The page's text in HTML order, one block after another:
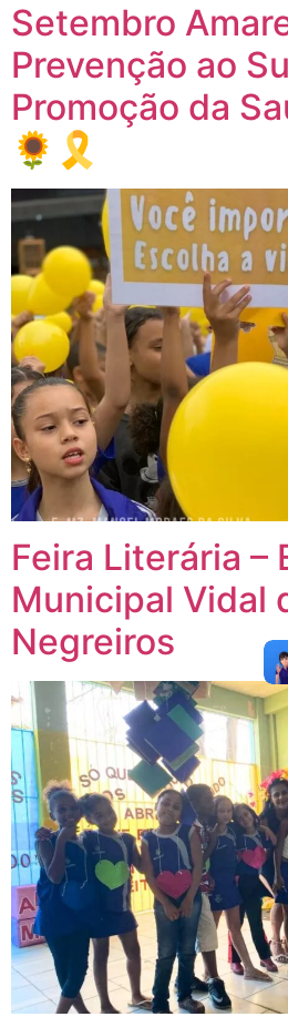
Setembro
Prevenção ao
Promoção da
🌻🎗️
Feira Literária –
Municipal Vidal
Negreiros